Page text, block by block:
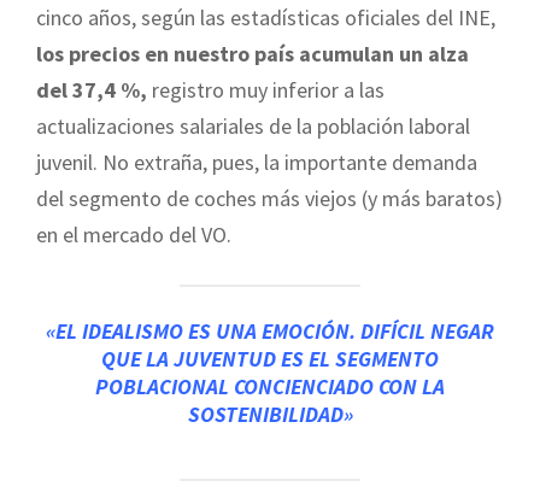
cinco años, según las estadísticas oficiales del INE,
los precios en nuestro país acumulan un alza
del 37,4 %, registro muy inferior a las
actualizaciones salariales de la población laboral
juvenil. No extraña, pues, la importante demanda
del segmento de coches más viejos (y más baratos)
en el mercado del VO.
«EL IDEALISMO ES UNA EMOCIÓN. DIFÍCIL NEGAR
QUE LA JUVENTUD ES EL SEGMENTO
POBLACIONAL CONCIENCIADO CON LA
SOSTENIBILIDAD»